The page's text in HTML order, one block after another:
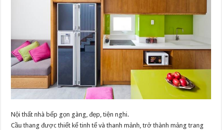
Nội thất nhà bếp gọn gàng, đẹp, tiện nghi.
Cầu thang được thiết kế tinh tế và thanh mảnh, trở thành mảng trang